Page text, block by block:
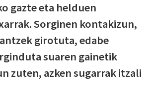
gazte eta helduen
Sorginen kontakizun,
girotuta, edabe
suaren gainetik
zuten, azken sugarrak itzali